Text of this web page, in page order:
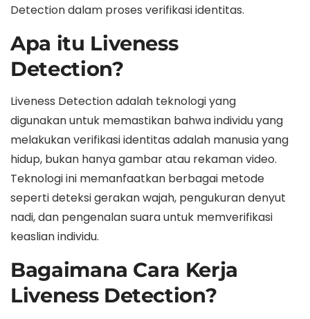
Detection dalam proses verifikasi identitas.
Apa itu Liveness
Detection?
Liveness Detection adalah teknologi yang
digunakan untuk memastikan bahwa individu yang
melakukan verifikasi identitas adalah manusia yang
hidup, bukan hanya gambar atau rekaman video.
Teknologi ini memanfaatkan berbagai metode
seperti deteksi gerakan wajah, pengukuran denyut
nadi, dan pengenalan suara untuk memverifikasi
keaslian individu.
Bagaimana Cara Kerja
Liveness Detection?